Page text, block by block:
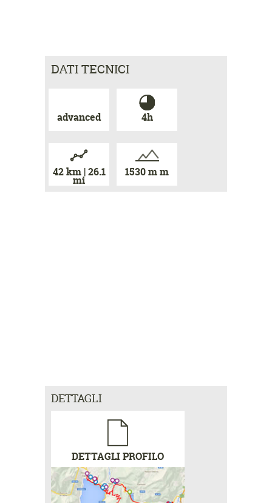
DATI TECNICI
advanced 4h
42 km | 26.1
mi
1530 m m
DETTAGLI
DETTAGLI PROFILO